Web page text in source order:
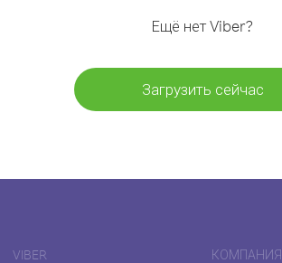
Ещё нет Viber?
Загрузить сейчас
VIBER КОМПАНИЯ